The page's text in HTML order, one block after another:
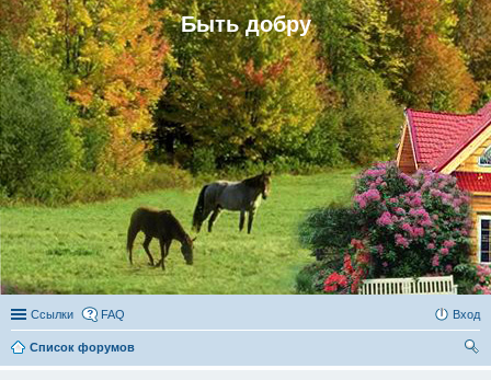
Быть добру
Ссылки FAQ Вход
Список форумов